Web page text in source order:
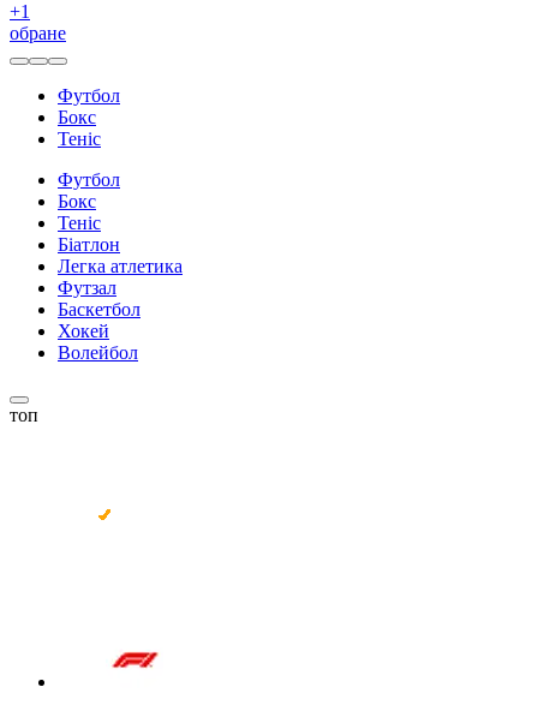
+1
обране
Футбол
Бокс
Теніс
Футбол
Бокс
Теніс
Біатлон
Легка атлетика
Футзал
Баскетбол
Хокей
Волейбол
топ